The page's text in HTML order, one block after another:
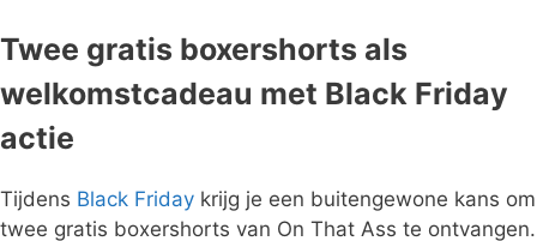
Twee gratis boxershorts als
welkomstcadeau met Black Friday
actie
Tijdens Black Friday krijg je een buitengewone kans om
twee gratis boxershorts van On That Ass te ontvangen.